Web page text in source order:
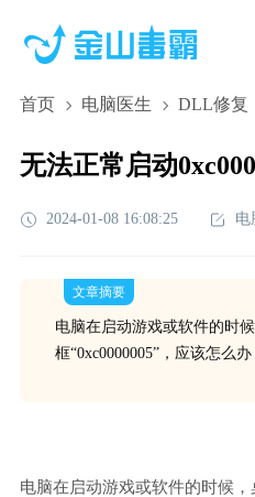
首页 电脑医生 DLL修复
无法正常启动
2024-01-08 16:08:25 电
文章摘要
电脑在启动游戏或软件的时
框“0xc0000005”，应该怎么办
电脑在启动游戏或软件的时候